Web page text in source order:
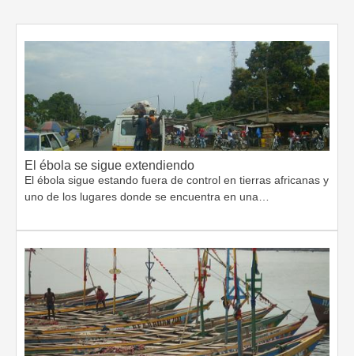
El ébola se sigue extendiendo
El ébola sigue estando fuera de control en tierras africanas y
uno de los lugares donde se encuentra en una…